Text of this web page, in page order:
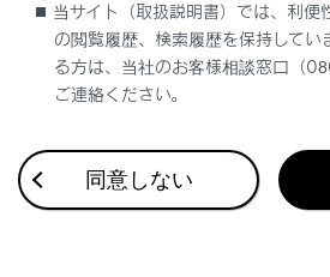
Lexus Teammate Advanced Park
最適な車間距離を保って追従走行する
低速走行時に障害物の接近を知らせる
当サイト（取扱説明書）では、利便
の閲覧履歴、検索履歴を保持してい
る方は、当社のお客様相談窓口（
ご連絡ください。
同意しない